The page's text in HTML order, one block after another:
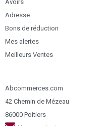
Avoirs
Adresse
Bons de réduction
Mes alertes
Meilleurs Ventes
Abcommerces.com
42 Chemin de Mézeau
86000 Poitiers